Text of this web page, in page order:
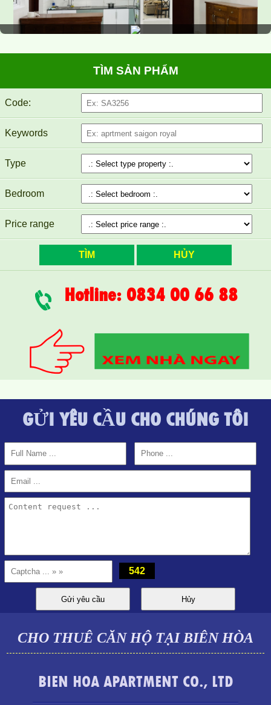
CHO THUÊ CĂN HỘ TOPAZ TWINS 82M2 14TR/THÁNG
TÌM SẢN PHẨM
Code:
Keywords
Type
Bedroom
Price range
Hotline: 0834 00 66 88
GỬI YÊU CẦU CHO CHÚNG TÔI
542
CHO THUÊ CĂN HỘ TẠI BIÊN HÒA
BIEN HOA APARTMENT CO., LTD